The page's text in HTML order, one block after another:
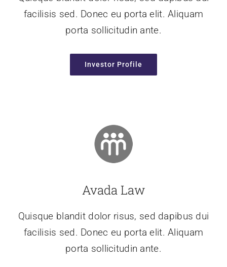
facilisis sed. Donec eu porta elit. Aliquam
porta sollicitudin ante.
Investor Profile
Avada Law
Quisque blandit dolor risus, sed dapibus dui
facilisis sed. Donec eu porta elit. Aliquam
porta sollicitudin ante.